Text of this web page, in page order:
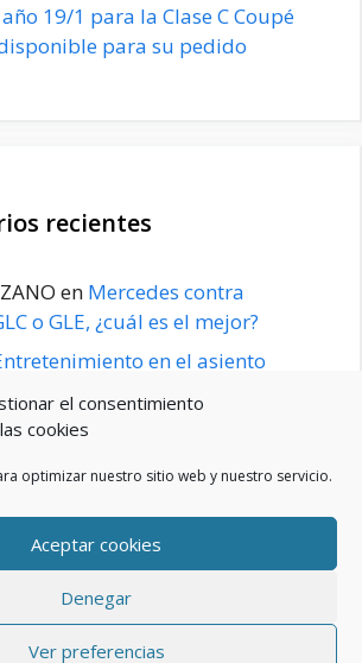
el consentimiento
cookies
optimizar nuestro sitio web y nuestro servicio.
Aceptar cookies
Denegar
Ver preferencias
19/1 para la Clase C Coupé
para su pedido
recientes
en Mercedes contra
o GLE, ¿cuál es el mejor?
en el asiento
el GLE / GLS disponible a
2020
DE PRIVACIDAD
de cookies (UE)
Benz En Español